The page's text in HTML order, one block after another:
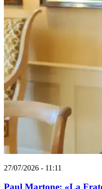
27/07/2026 - 11:11
Paul Martone: «La